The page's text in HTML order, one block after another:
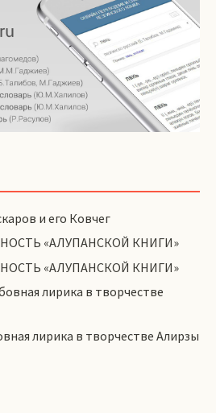
и его Ковчег
«АЛУПАНСКОЙ КНИГИ»
«АЛУПАНСКОЙ КНИГИ»
лирика в творчестве
лирика в творчестве Алирзы